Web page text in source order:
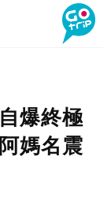
爆終極
媽名震